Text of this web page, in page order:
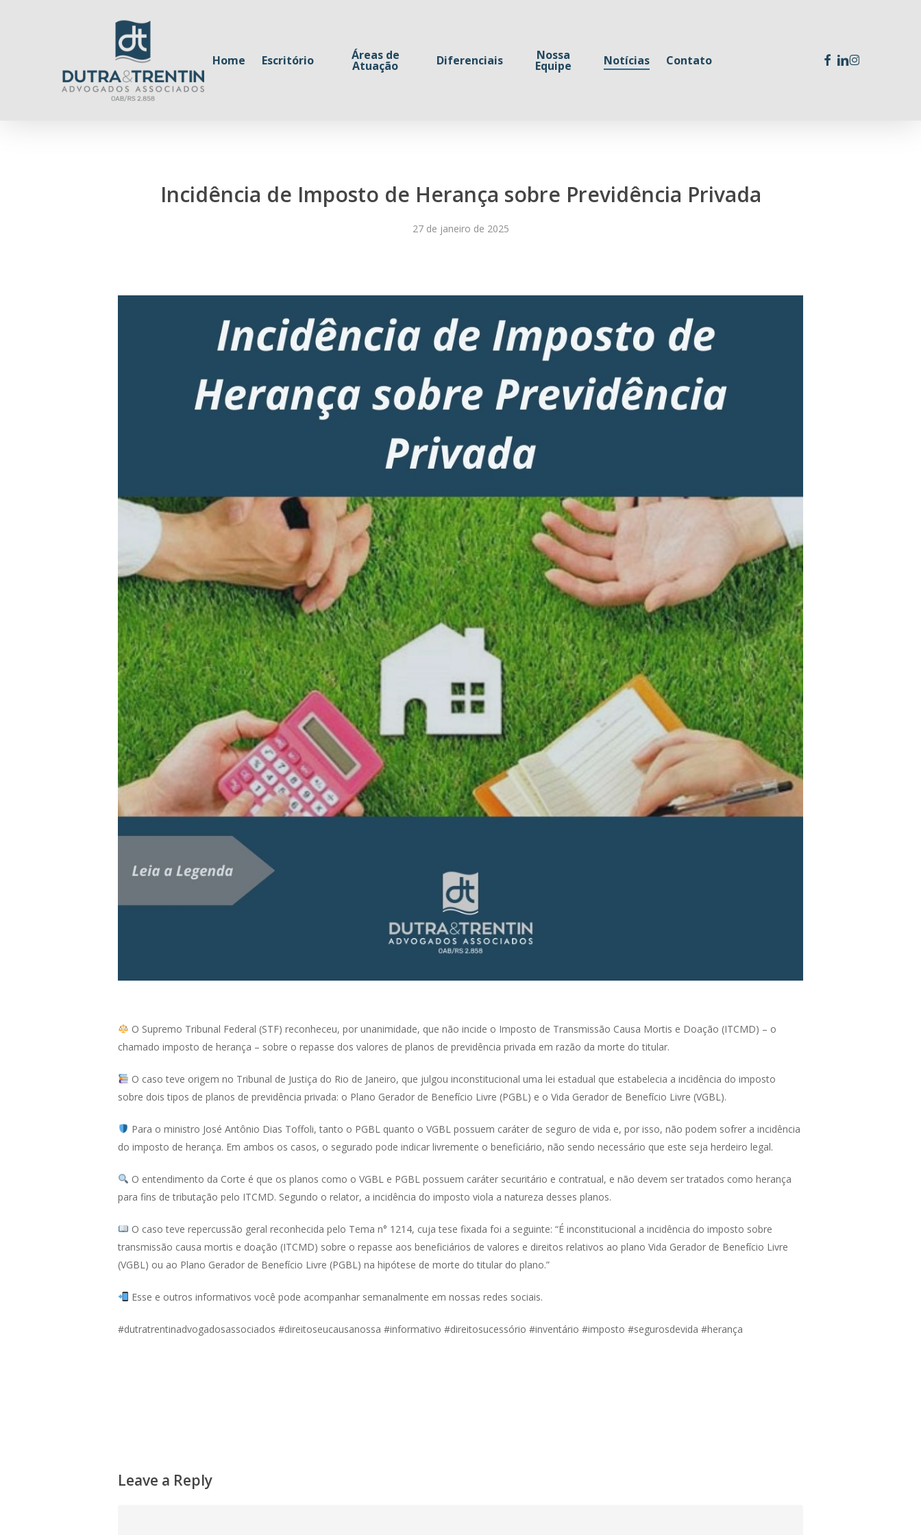
Home Escritório Áreas de
Atuação Diferenciais Nossa
Equipe Notícias Contato facebook
linkedin
instagram
Incidência de Imposto de Herança sobre Previdência Privada
27 de janeiro de 2025
O Supremo Tribunal Federal (STF) reconheceu, por unanimidade, que não incide o Imposto de Transmissão Causa Mortis e Doação (ITCMD) – o
chamado imposto de herança – sobre o repasse dos valores de planos de previdência privada em razão da morte do titular.
O caso teve origem no Tribunal de Justiça do Rio de Janeiro, que julgou inconstitucional uma lei estadual que estabelecia a incidência do imposto
sobre dois tipos de planos de previdência privada: o Plano Gerador de Benefício Livre (PGBL) e o Vida Gerador de Benefício Livre (VGBL).
Para o ministro José Antônio Dias Toffoli, tanto o PGBL quanto o VGBL possuem caráter de seguro de vida e, por isso, não podem sofrer a incidência
do imposto de herança. Em ambos os casos, o segurado pode indicar livremente o beneficiário, não sendo necessário que este seja herdeiro legal.
O entendimento da Corte é que os planos como o VGBL e PGBL possuem caráter securitário e contratual, e não devem ser tratados como herança
para fins de tributação pelo ITCMD. Segundo o relator, a incidência do imposto viola a natureza desses planos.
O caso teve repercussão geral reconhecida pelo Tema n° 1214, cuja tese fixada foi a seguinte: “É inconstitucional a incidência do imposto sobre
transmissão causa mortis e doação (ITCMD) sobre o repasse aos beneficiários de valores e direitos relativos ao plano Vida Gerador de Benefício Livre
(VGBL) ou ao Plano Gerador de Benefício Livre (PGBL) na hipótese de morte do titular do plano.”
Esse e outros informativos você pode acompanhar semanalmente em nossas redes sociais.
#dutratrentinadvogadosassociados #direitoseucausanossa #informativo #direitosucessório #inventário #imposto #segurosdevida #herança
Leave a Reply